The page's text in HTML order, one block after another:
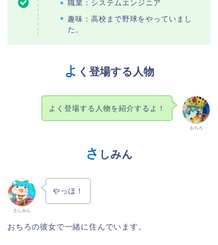
職業：システムエンジニア
趣味：高校まで野球をやっていまし
た。
よ く登場する人物
おちろ
よく登場する人物を紹介するよ！
さ しみん
さしみん
やっほ！
おちろの彼女で一緒に住んでいます。